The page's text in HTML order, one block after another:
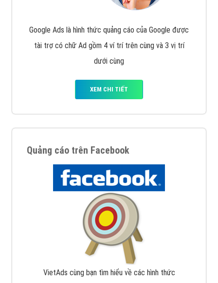
Google Ads là hình thức quảng cáo của Google được
tài trợ có chữ Ad gồm 4 ví trí trên cùng và 3 vị trí
dưới cùng
XEM CHI TIẾT
Quảng cáo trên Facebook
VietAds cùng bạn tìm hiểu về các hình thức